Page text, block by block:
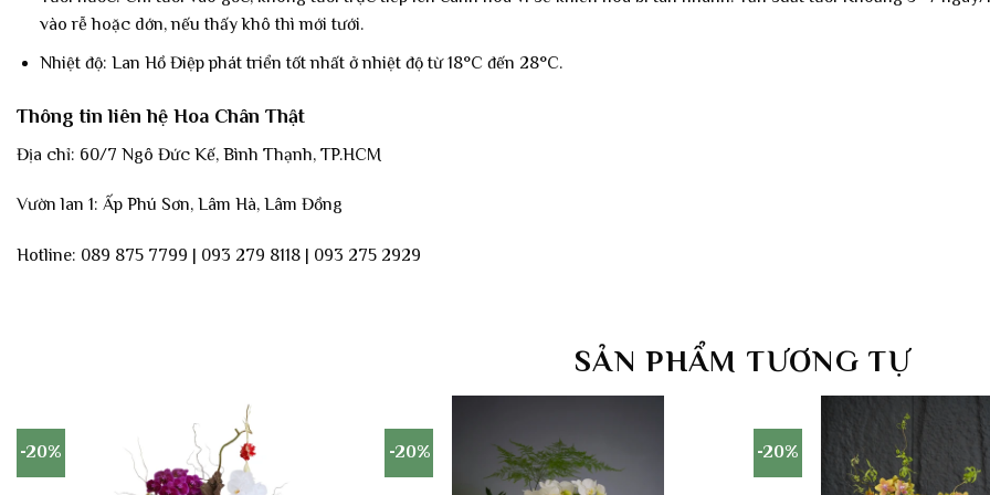
vào rễ hoặc dớn, nếu thấy khô thì mới tưới.
Nhiệt độ: Lan Hồ Điệp phát triển tốt nhất ở nhiệt độ từ 18°C đến 28°C.
Thông tin liên hệ Hoa Chân Thật
Địa chỉ: 60/7 Ngô Đức Kế, Bình Thạnh, TP.HCM
Vườn lan 1: Ấp Phú Sơn, Lâm Hà, Lâm Đồng
Hotline: 089 875 7799 | 093 279 8118 | 093 275 2929
SẢN PHẨM TƯƠNG TỰ
-20% -20% -20%